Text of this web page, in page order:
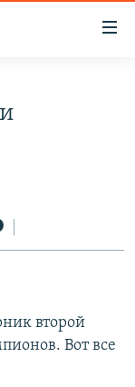
второй
Вот все